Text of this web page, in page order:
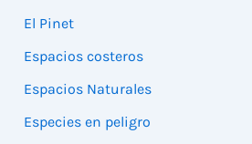
El Pinet
Espacios costeros
Espacios Naturales
Especies en peligro